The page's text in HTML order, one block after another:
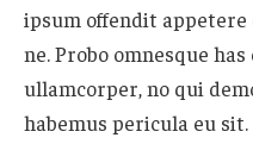
ipsum offendit appetere
ne. Probo omnesque
ullamcorper, no qui
habemus pericula eu sit.